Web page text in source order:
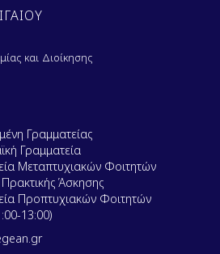
και Διοίκησης
Γραμματείας
Γραμματεία
Μεταπτυχιακών Φοιτητών
Άσκησης
Προπτυχιακών Φοιτητών
13:00)